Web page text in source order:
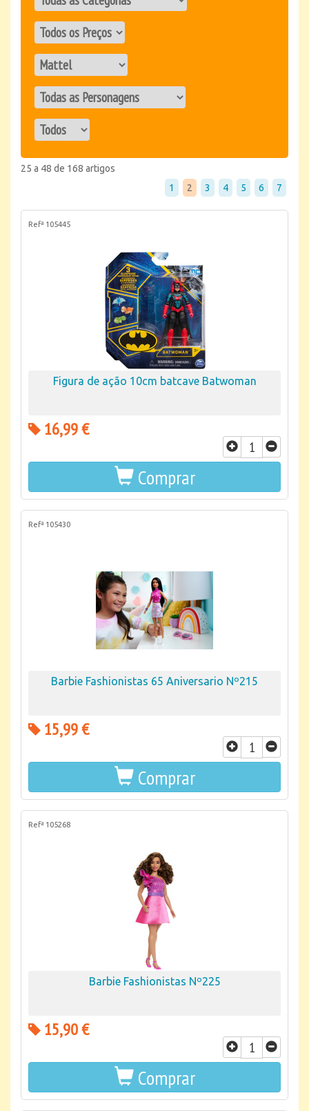
25 a 48 de 168 artigos
1
2 3 4 5 6 7
Refª 105445
Figura de ação 10cm batcave Batwoman
16,99 €
Comprar
Refª 105430
Barbie Fashionistas 65 Aniversario Nº215
15,99 €
Comprar
Refª 105268
Barbie Fashionistas Nº225
15,90 €
Comprar